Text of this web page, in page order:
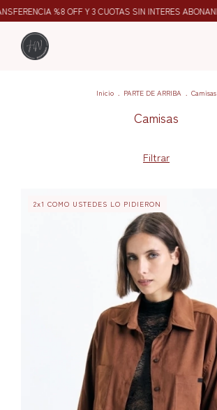
OFF Y 3 CUOTAS SIN INTERES ABONANDO POR
Inicio . PARTE DE ARRIBA . Camisas
Camisas
Filtrar
2x1 COMO USTEDES LO PIDIERON